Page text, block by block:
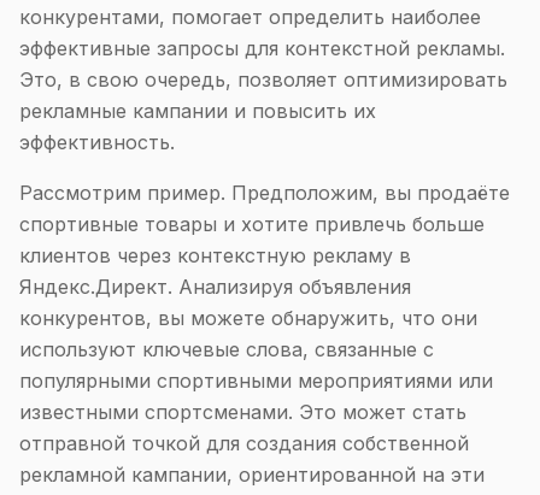
конкурентами, помогает определить наиболее
эффективные запросы для контекстной рекламы.
Это, в свою очередь, позволяет оптимизировать
рекламные кампании и повысить их
эффективность.
Рассмотрим пример. Предположим, вы продаёте
спортивные товары и хотите привлечь больше
клиентов через контекстную рекламу в
Яндекс.Директ. Анализируя объявления
конкурентов, вы можете обнаружить, что они
используют ключевые слова, связанные с
популярными спортивными мероприятиями или
известными спортсменами. Это может стать
отправной точкой для создания собственной
рекламной кампании, ориентированной на эти